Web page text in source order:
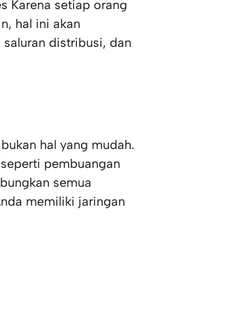
Karena setiap orang
hal ini akan
distribusi, dan
hal yang mudah.
pembuangan
semua
memiliki jaringan